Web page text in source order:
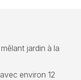
mêlant jardin à la
avec environ 12